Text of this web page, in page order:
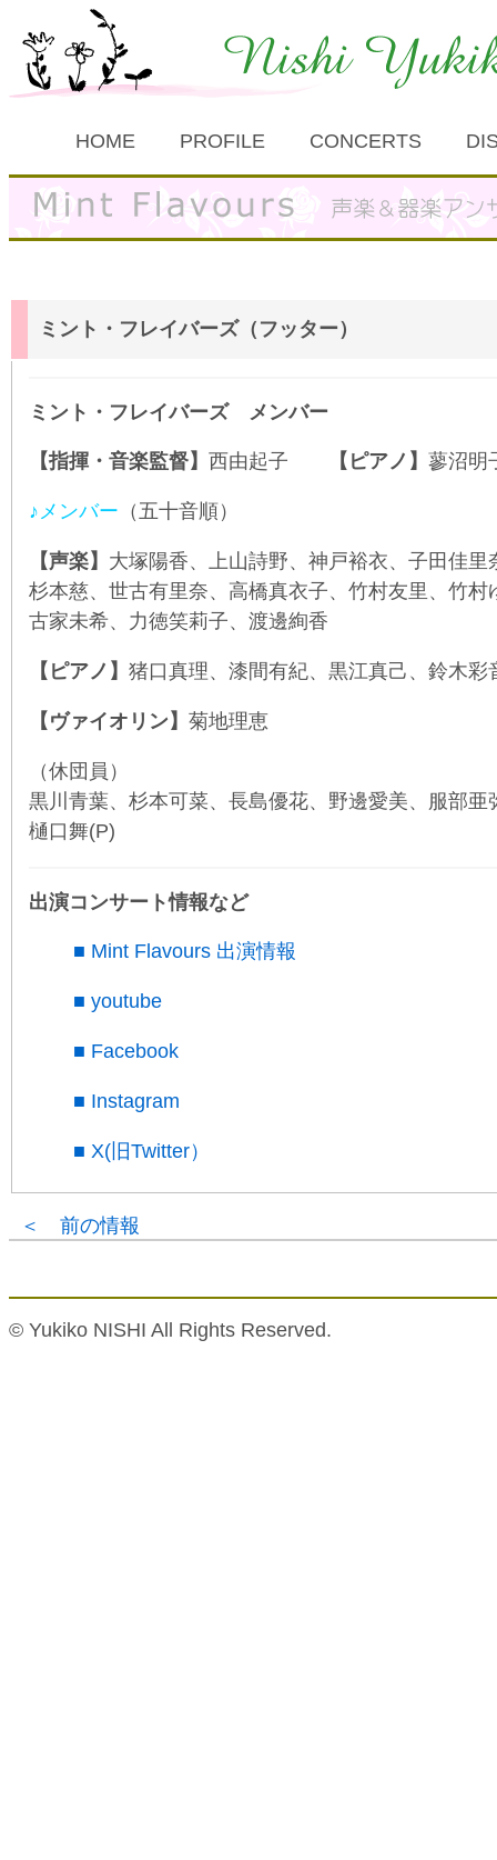
HOME PROFILE CONCERTS
ミント・フレイバーズ（フッター）
ミント・フレイバーズ メンバー
【指揮・音楽監督】 西由起子 【ピアノ】 蓼沼明
♪メンバー （五十音順）
【声楽】 大塚陽香、上山詩野、神戸裕衣、子田佳
杉本慈、世古有里奈、高橋真衣子、竹村友里、竹
古家未希、力徳笑莉子、渡邊絢香
【ピアノ】 猪口真理、漆間有紀、黒江真己、鈴木彩
【ヴァイオリン】 菊地理恵
（休団員）
黒川青葉、杉本可菜、長島優花、野邊愛美、服部
樋口舞(P)
出演コンサート情報など
■ Mint Flavours 出演情報
■ youtube
■ Facebook
■ Instagram
■ X(旧Twitter）
＜ 前の情報
© Yukiko NISHI All Rights Reserved.